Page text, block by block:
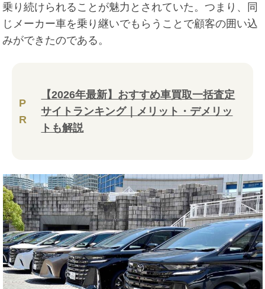
乗り続けられることが魅力とされていた。つまり、同
じメーカー車を乗り継いでもらうことで顧客の囲い込
みができたのである。
P
R
【2026年最新】おすすめ車買取一括査定
サイトランキング｜メリット・デメリッ
トも解説